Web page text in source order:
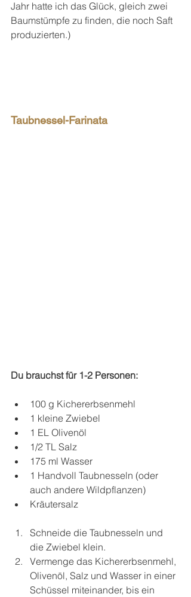
Jahr hatte ich das Glück, gleich zwei
Baumstümpfe zu finden, die noch Saft
produzierten.)
Taubnessel-Farinata
Du brauchst für 1-2 Personen:
100 g Kichererbsenmehl
1 kleine Zwiebel
1 EL Olivenöl
1/2 TL Salz
175 ml Wasser
1 Handvoll Taubnesseln (oder
auch andere Wildpflanzen)
Kräutersalz
Schneide die Taubnesseln und
die Zwiebel klein.
Vermenge das Kichererbsenmehl,
Olivenöl, Salz und Wasser in einer
Schüssel miteinander, bis ein